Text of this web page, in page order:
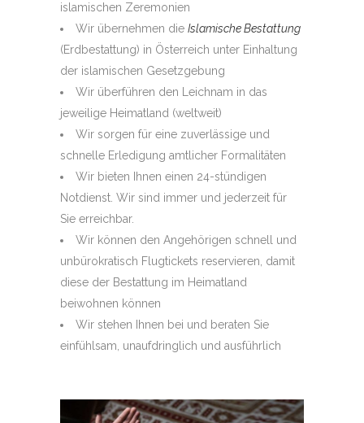
islamischen Zeremonien
Wir übernehmen die Islamische Bestattung
(Erdbestattung) in Österreich unter Einhaltung
der islamischen Gesetzgebung
Wir überführen den Leichnam in das
jeweilige Heimatland (weltweit)
Wir sorgen für eine zuverlässige und
schnelle Erledigung amtlicher Formalitäten
Wir bieten Ihnen einen 24-stündigen
Notdienst. Wir sind immer und jederzeit für
Sie erreichbar.
Wir können den Angehörigen schnell und
unbürokratisch Flugtickets reservieren, damit
diese der Bestattung im Heimatland
beiwohnen können
Wir stehen Ihnen bei und beraten Sie
einfühlsam, unaufdringlich und ausführlich